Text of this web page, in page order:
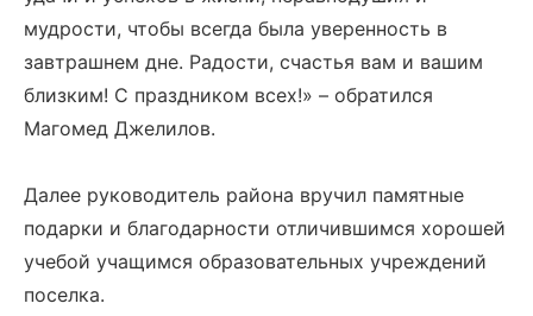
мудрости, чтобы всегда была уверенность в
завтрашнем дне. Радости, счастья вам и вашим
близким! С праздником всех!» – обратился
Магомед Джелилов.
Далее руководитель района вручил памятные
подарки и благодарности отличившимся хорошей
учебой учащимся образовательных учреждений
поселка.